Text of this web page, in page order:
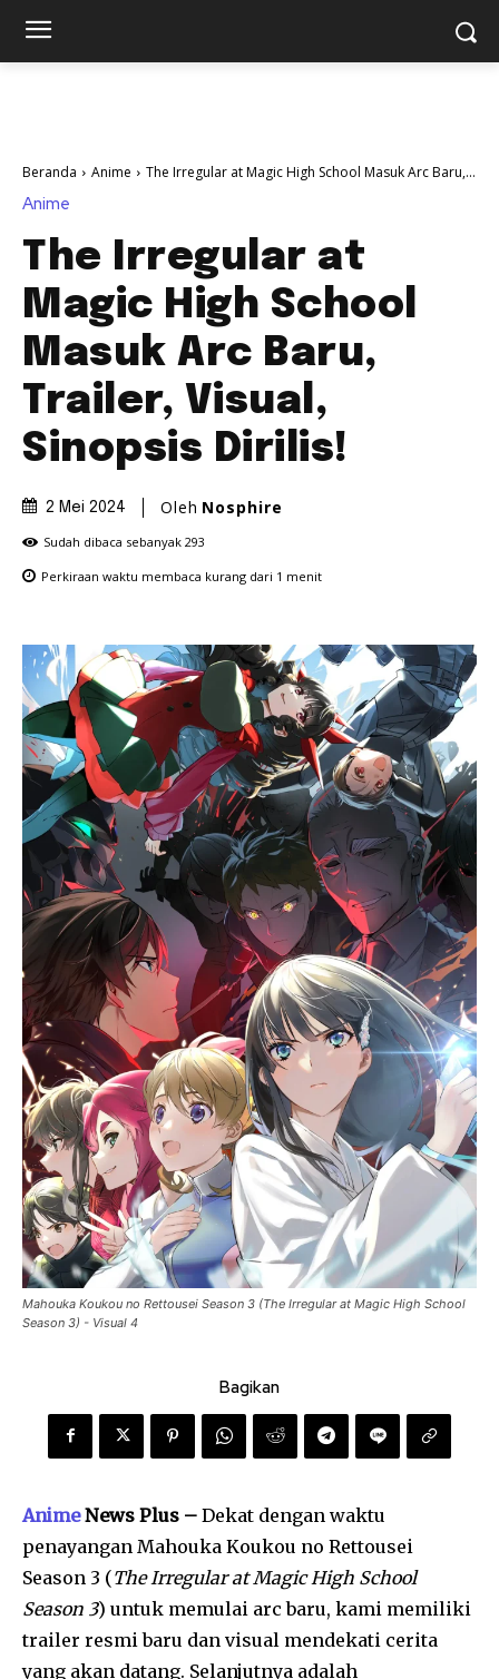
Beranda Anime The Irregular at Magic High School Masuk Arc Baru,...
Anime
The Irregular at
Magic High School
Masuk Arc Baru,
Trailer, Visual,
Sinopsis Dirilis!
2 Mei 2024 Oleh Nosphire
Sudah dibaca sebanyak 293
Perkiraan waktu membaca kurang dari 1 menit
Mahouka Koukou no Rettousei Season 3 (The Irregular at Magic High School
Season 3) - Visual 4
Bagikan
AnimeNews Plus – Dekat dengan waktu
penayangan Mahouka Koukou no Rettousei
Season 3 (The Irregular at Magic High School
Season 3) untuk memulai arc baru, kami memiliki
trailer resmi baru dan visual mendekati cerita
yang akan datang. Selanjutnya adalah